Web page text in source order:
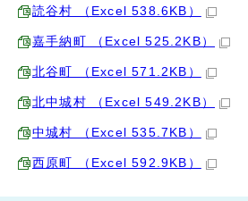
読谷村 （Excel 538.6KB）
嘉手納町 （Excel 525.2KB）
北谷町 （Excel 571.2KB）
北中城村 （Excel 549.2KB）
中城村 （Excel 535.7KB）
西原町 （Excel 592.9KB）